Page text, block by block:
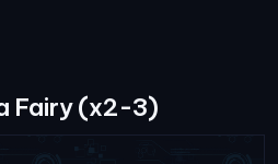
Fairy (x2-3)